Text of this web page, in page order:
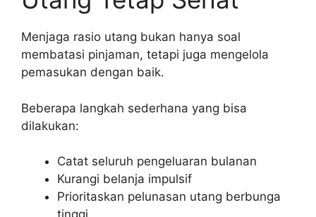
Menjaga rasio utang bukan hanya soal
membatasi pinjaman, tetapi juga mengelola
pemasukan dengan baik.
Beberapa langkah sederhana yang bisa
dilakukan:
Catat seluruh pengeluaran bulanan
Kurangi belanja impulsif
Prioritaskan pelunasan utang berbunga